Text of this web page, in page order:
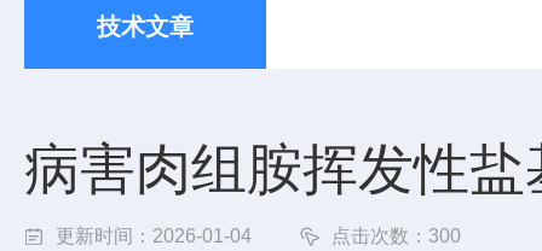
技术文章
病害肉组胺挥发性
更新时间：2026-01-04 点击次数：300